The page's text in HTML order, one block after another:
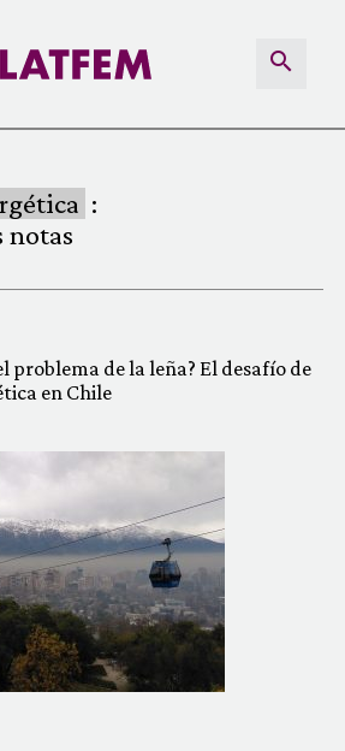
:
notas
problema de la leña? El desafío de
en Chile